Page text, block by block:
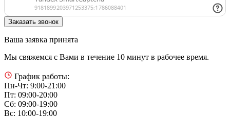
Ваша заявка принята
Мы свяжемся с Вами в течение 10 минут в рабочее время.
График работы:
Пн-Чт: 9:00-21:00
Пт: 09:00-20:00
Сб: 09:00-19:00
Вс: 10:00-19:00